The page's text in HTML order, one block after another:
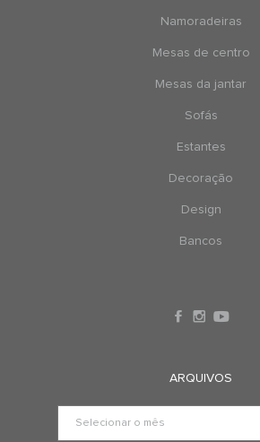
Namoradeiras
Mesas de centro
Mesas da jantar
Sofás
Estantes
Decoração
Design
Bancos
ARQUIVOS